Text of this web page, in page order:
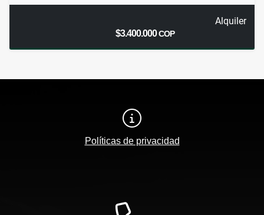
Alquiler
$3.400.000COP
Políticas de privacidad